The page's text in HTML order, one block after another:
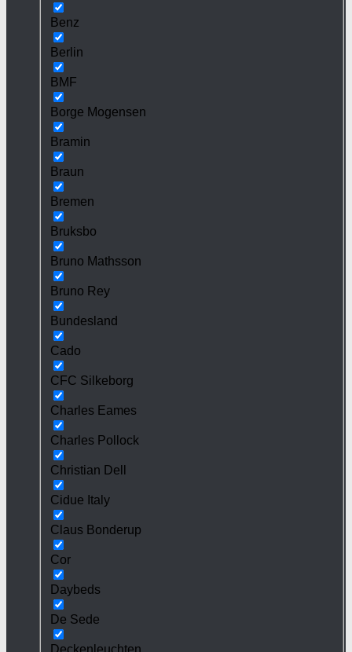
Benz
Berlin
BMF
Borge Mogensen
Bramin
Braun
Bremen
Bruksbo
Bruno Mathsson
Bruno Rey
Bundesland
Cado
CFC Silkeborg
Charles Eames
Charles Pollock
Christian Dell
Cidue Italy
Claus Bonderup
Cor
Daybeds
De Sede
Deckenleuchten